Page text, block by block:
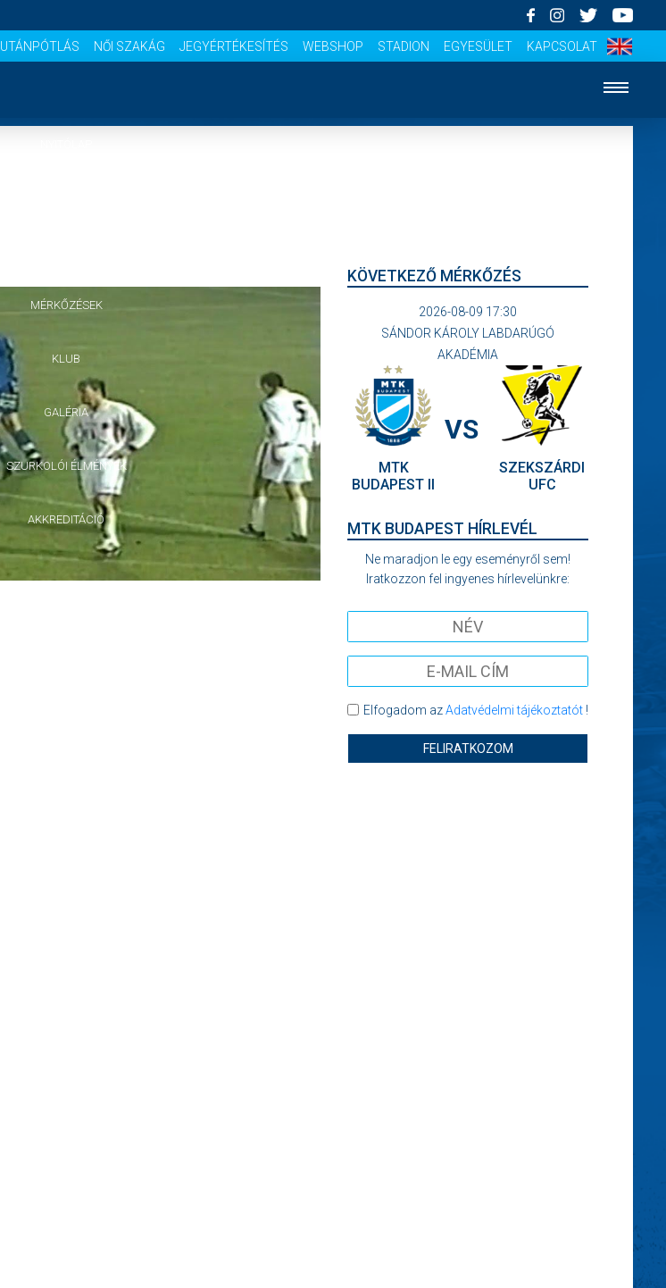
UTÁNPÓTLÁS NŐI SZAKÁG JEGYÉRTÉKESÍTÉS WEBSHOP STADION EGYESÜLET KAPCSOLAT
MÉRKŐZÉSEK
KLUB
GALÉRIA
SZURKOLÓI ÉLMÉNYEK
AKKREDITÁCIÓ
KÖVETKEZŐ MÉRKŐZÉS
2026-08-09 17:30
SÁNDOR KÁROLY LABDARÚGÓ
AKADÉMIA
MTK
BUDAPEST II
VS
SZEKSZÁRDI
UFC
MTK BUDAPEST HÍRLEVÉL
Ne maradjon le egy eseményről sem!
Iratkozzon fel ingyenes hírlevelünkre:
Elfogadom azAdatvédelmi tájékoztatót!
FELIRATKOZOM